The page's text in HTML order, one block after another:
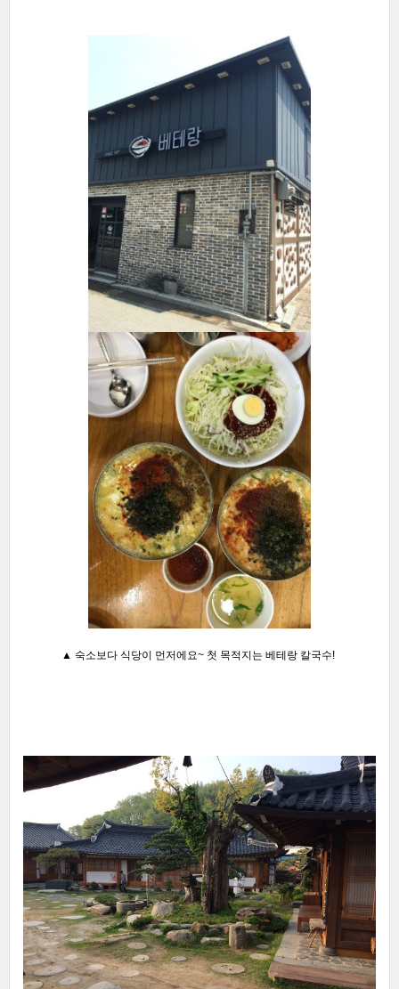
▲ 숙소보다 식당이 먼저에요~ 첫 목적지는 베테랑 칼국수!